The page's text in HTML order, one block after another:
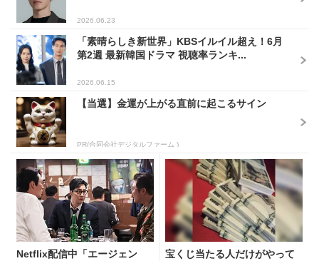
2026.06.23
「素晴らしき新世界」KBSイルイル超え！6月
第2週 最新韓国ドラマ 視聴率ランキ...
2026.06.15
【当選】金運が上がる直前に起こるサイン
PR(合同会社デジタルファーム )
Netflix配信中「エージェン
宝くじ当たる人だけがやって